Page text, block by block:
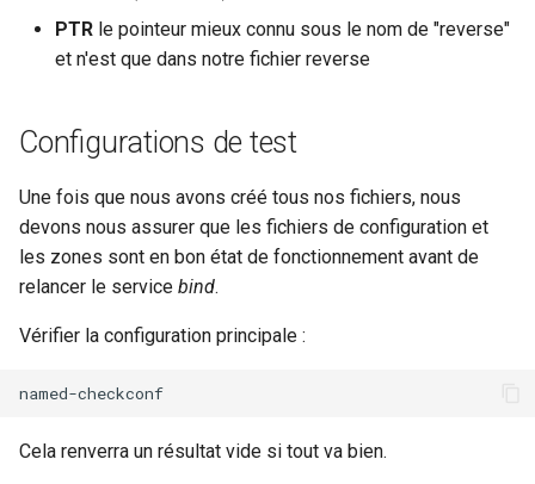
PTR le pointeur mieux connu sous le nom de "reverse"
et n'est que dans notre fichier reverse
Configurations de test
Une fois que nous avons créé tous nos fichiers, nous
devons nous assurer que les fichiers de configuration et
les zones sont en bon état de fonctionnement avant de
relancer le service bind.
Vérifier la configuration principale :
Cela renverra un résultat vide si tout va bien.